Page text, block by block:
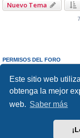
Este sitio web
obtenga la mejor
web. Saber más
Nuevo Tema
PERMISOS DEL FORO
No puedes
responder a temas
No puedeseditar sus mensajes
No puedesborrar sus
No puedesenviar adjuntos en
Desarrollado